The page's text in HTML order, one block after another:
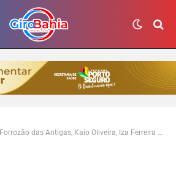
Forrozão das Antigas, Kaio Oliveira, Iza Ferreira e 100 Parea abrem a 1ª noite do Arraiá Bela 2025 em Itabela